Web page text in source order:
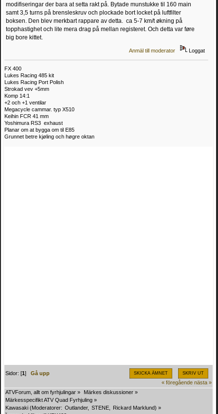
modifiseringar der bara at setta rakt på. Bytade munstukke til 160 main
samt 3,5 turns på brensleskruv och plockade bort locket på luftfilter
boksen. Den blev merkbart rappare av detta. ca 5-7 km/t økning på
topphastighet och lite mera drag på mellan registeret. Och detta var føre
big bore kittet.
Anmäl till moderator Loggat
FX 400
Lukes Racing 485 kit
Lukes Racing Port Polish
Strokad vev +5mm
Komp 14:1
+2 och +1 ventilar
Megacycle cammar. typ X510
Keihin FCR 41 mm
Yoshimura RS3 exhaust
Planar om at bygga om til E85
Grunnet betre kjøling och høgre oktan
SKICKA ÄMNET SKRIV UT
Sidor: [1]Gå upp
« föregående nästa »
ATVForum, allt om fyrhjulingar » Märkes diskussioner »
Märkesspecifikt ATV Quad Fyrhjuling »
Kawasaki (Moderatorer: Outlander, STENE Rickard Marklund) »